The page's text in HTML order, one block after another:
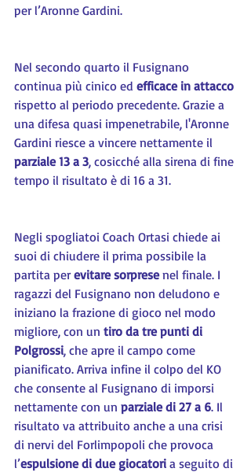
per l’Aronne Gardini.
Nel secondo quarto il Fusignano
continua più cinico ed efficace in attacco
rispetto al periodo precedente. Grazie a
una difesa quasi impenetrabile, l'Aronne
Gardini riesce a vincere nettamente il
parziale 13 a 3, cosicché alla sirena di fine
tempo il risultato è di 16 a 31.
Negli spogliatoi Coach Ortasi chiede ai
suoi di chiudere il prima possibile la
partita per evitare sorprese nel finale. I
ragazzi del Fusignano non deludono e
iniziano la frazione di gioco nel modo
migliore, con un tiro da tre punti di
Polgrossi, che apre il campo come
pianificato. Arriva infine il colpo del KO
che consente al Fusignano di imporsi
nettamente con un parziale di 27 a 6. Il
risultato va attribuito anche a una crisi
di nervi del Forlimpopoli che provoca
l’espulsione di due giocatori a seguito di